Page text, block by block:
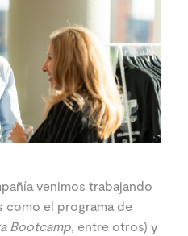
venimos trabajando
el programa de
Bootcamp, entre otros) y